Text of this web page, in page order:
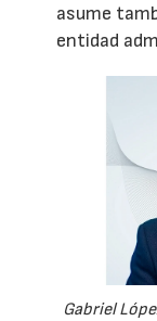
asume
entidad
Gabriel